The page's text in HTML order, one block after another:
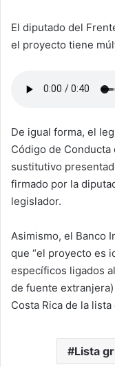
El diputado del
el proyecto tiene
De igual forma, el
Código de
sustitutivo
firmado por la
legislador.
Asimismo, el Banco
que “el proyecto es
específicos ligados
de fuente
Costa Rica de la
Lista